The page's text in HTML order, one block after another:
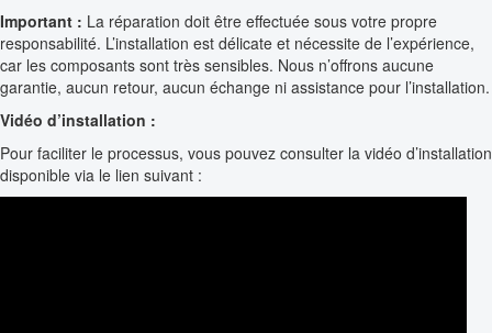
Important : La réparation doit être effectuée sous votre propre
responsabilité. L’installation est délicate et nécessite de l’expérience,
car les composants sont très sensibles. Nous n’offrons aucune
garantie, aucun retour, aucun échange ni assistance pour l’installation.
Vidéo d’installation :
Pour faciliter le processus, vous pouvez consulter la vidéo d’installation
disponible via le lien suivant :